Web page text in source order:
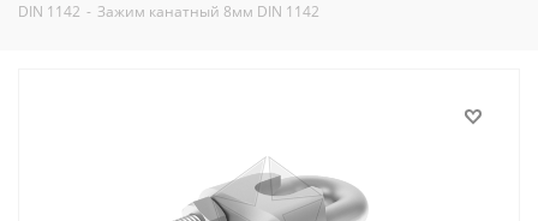
DIN 1142 - Зажим канатный 8мм DIN 1142